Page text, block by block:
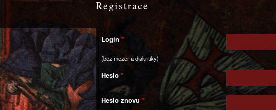
Registrace
Login
(bez mezer a diakritiky)
Heslo
Heslo znovu